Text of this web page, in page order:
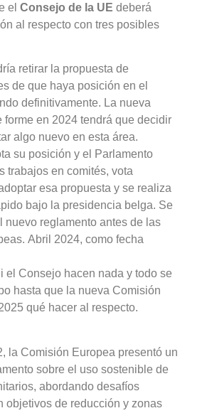
el Consejo de la UE deberá
al respecto con tres posibles
retirar la propuesta de
de que haya posición en el
definitivamente. La nueva
forme en 2024 tendrá que decidir
algo nuevo en esta área.
su posición y el Parlamento
trabajos en comités, vota
esa propuesta y se realiza
bajo la presidencia belga. Se
nuevo reglamento antes de las
Abril 2024, como fecha
el Consejo hacen nada y todo se
hasta que la nueva Comisión
qué hacer al respecto.
la Comisión Europea presentó un
sobre el uso sostenible de
abordando desafíos
objetivos de reducción y zonas